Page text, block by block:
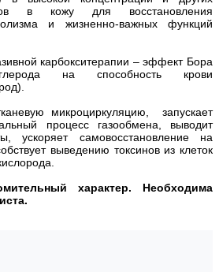
в кожу для восстановления
и жизненно-важных функций
карбокситерапии – эффект Бора
на способность крови
микроциркуляцию, запускает
процесс газообмена, выводит
ускоряет самовосстановление на
выведению токсинов из клеток
характер. Необходима